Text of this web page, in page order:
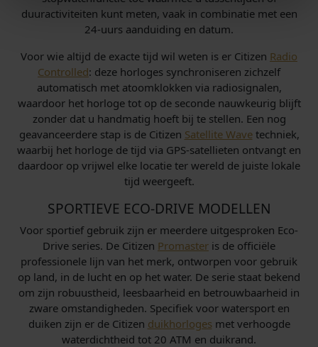
duuractiviteiten kunt meten, vaak in combinatie met een
24-uurs aanduiding en datum.
Voor wie altijd de exacte tijd wil weten is er Citizen Radio
Controlled: deze horloges synchroniseren zichzelf
automatisch met atoomklokken via radiosignalen,
waardoor het horloge tot op de seconde nauwkeurig blijft
zonder dat u handmatig hoeft bij te stellen. Een nog
geavanceerdere stap is de Citizen Satellite Wavetechniek,
waarbij het horloge de tijd via GPS-satellieten ontvangt en
daardoor op vrijwel elke locatie ter wereld de juiste lokale
tijd weergeeft.
SPORTIEVE ECO-DRIVE MODELLEN
Voor sportief gebruik zijn er meerdere uitgesproken Eco-
Drive series. De Citizen Promaster is de officiële
professionele lijn van het merk, ontworpen voor gebruik
op land, in de lucht en op het water. De serie staat bekend
om zijn robuustheid, leesbaarheid en betrouwbaarheid in
zware omstandigheden. Specifiek voor watersport en
duiken zijn er de Citizen duikhorloges met verhoogde
waterdichtheid tot 20 ATM en duikrand.